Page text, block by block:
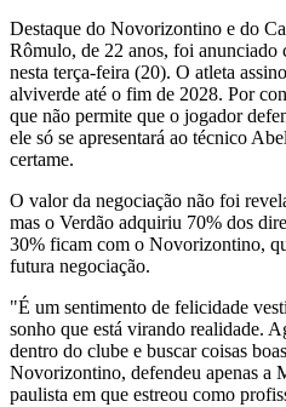
Destaque do Novorizontino e do
Rômulo, de 22 anos, foi
nesta terça-feira (20). O atleta
alviverde até o fim de 2028. Por
que não permite que o jogador
ele só se apresentará ao técnico
certame.
O valor da negociação não foi
mas o Verdão adquiriu 70% dos
30% ficam com o Novorizontino,
futura negociação.
"É um sentimento de felicidade
sonho que está virando realidade.
dentro do clube e buscar coisas
Novorizontino, defendeu apenas a
paulista em que estreou como